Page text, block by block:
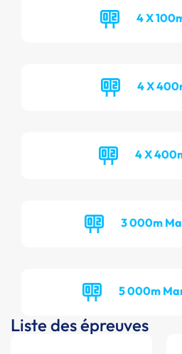
4 X
4 X
4 X
3 000m
5 000m
Liste des épreuves